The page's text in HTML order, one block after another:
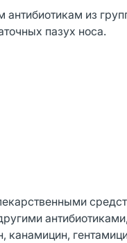
из
пазух носа.
канамицин,